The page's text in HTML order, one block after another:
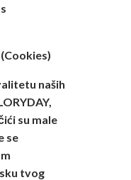
naših
su male
se
tvog